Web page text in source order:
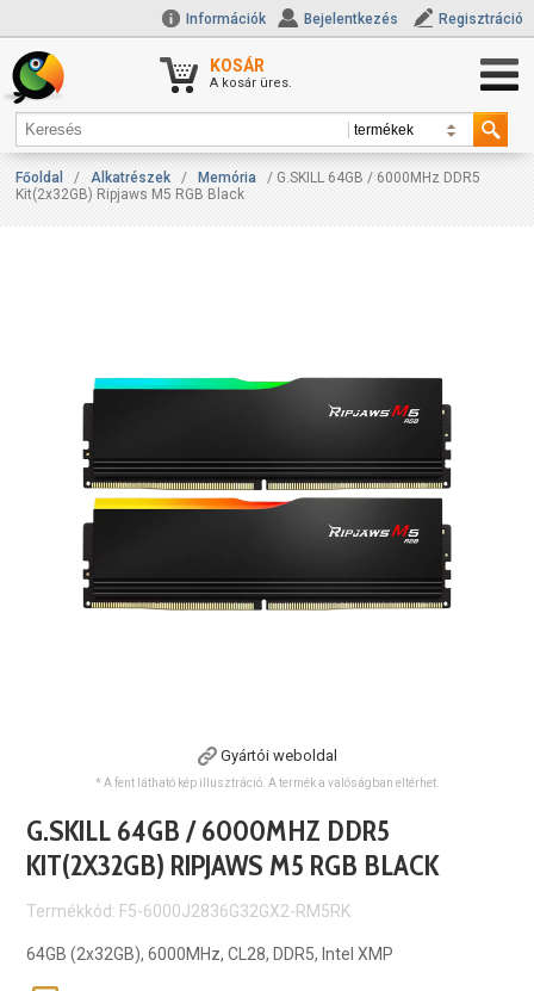
Információk Bejelentkezés Regisztráció
KOSÁR
A kosár üres.
Főoldal / Alkatrészek / Memória
/ G.SKILL 64GB / 6000MHz DDR5
Kit(2x32GB) Ripjaws M5 RGB Black
Gyártói weboldal
* A fent látható kép illusztráció. A termék a valóságban eltérhet.
G.SKILL 64GB / 6000MHZ DDR5
KIT(2X32GB) RIPJAWS M5 RGB BLACK
Termékkód: F5-6000J2836G32GX2-RM5RK
64GB (2x32GB), 6000MHz, CL28, DDR5, Intel XMP